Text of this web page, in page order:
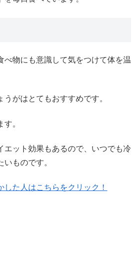
べ物にも意識して気をつけて体を温
がはとてもおすすめです。
。
エット効果もあるので、いつでも冷
ものです。
た人はこちらをクリック！